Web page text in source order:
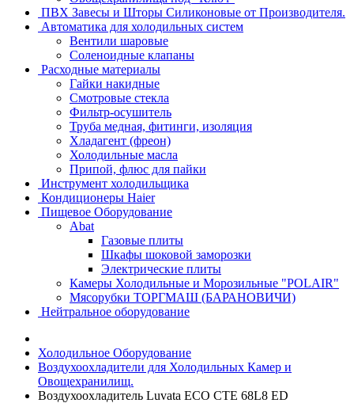
ПВХ Завесы и Шторы Силиконовые от Производителя.
Автоматика для холодильных систем
Вентили шаровые
Соленоидные клапаны
Расходные материалы
Гайки накидные
Смотровые стекла
Фильтр-осушитель
Труба медная, фитинги, изоляция
Хладагент (фреон)
Холодильные масла
Припой, флюс для пайки
Инструмент холодильщика
Кондиционеры Haier
Пищевое Оборудование
Abat
Газовые плиты
Шкафы шоковой заморозки
Электрические плиты
Камеры Холодильные и Морозильные "POLAIR"
Мясорубки ТОРГМАШ (БАРАНОВИЧИ)
Нейтральное оборудование
Холодильное Оборудование
Воздухоохладители для Холодильных Камер и
Овощехранилищ.
Воздухоохладитель Luvata ECO CTE 68L8 ED